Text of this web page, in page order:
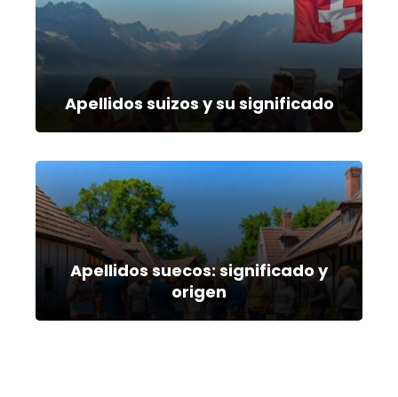
Apellidos suizos y su significado
Apellidos suecos: significado y
origen